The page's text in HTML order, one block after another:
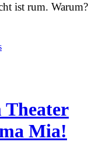
ist rum. Warum?
Theater
Mia!